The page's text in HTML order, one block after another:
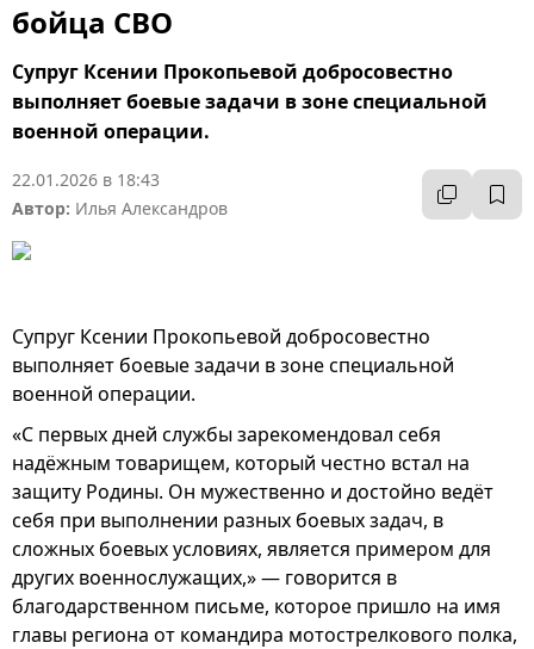
бойца СВО
Супруг Ксении Прокопьевой добросовестно
выполняет боевые задачи в зоне специальной
военной операции.
22.01.2026 в 18:43
Автор: Илья Александров
Супруг Ксении Прокопьевой добросовестно
выполняет боевые задачи в зоне специальной
военной операции.
«С первых дней службы зарекомендовал себя
надёжным товарищем, который честно встал на
защиту Родины. Он мужественно и достойно ведёт
себя при выполнении разных боевых задач, в
сложных боевых условиях, является примером для
других военнослужащих,» — говорится в
благодарственном письме, которое пришло на имя
главы региона от командира мотострелкового полка,